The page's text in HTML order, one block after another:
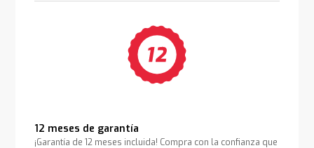
12 meses de garantía
¡Garantía de 12 meses incluida! Compra con la confianza que